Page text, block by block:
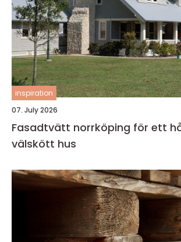
inspiration
07. July 2026
Fasadtvätt norrköping för ett
välskött hus